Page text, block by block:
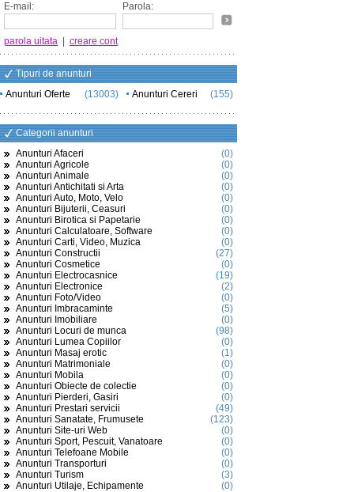
E-mail:
Parola:
parola uitata creare cont
Tipuri de anunturi
Anunturi Oferte
(13003) Anunturi Cereri (155)
Categorii anunturi
Anunturi Afaceri
(0)
Anunturi Agricole
(0)
Anunturi Animale
(0)
Anunturi Antichitati si Arta
(0)
Anunturi Auto, Moto, Velo
(0)
Anunturi Bijuterii, Ceasuri
(0)
Anunturi Birotica si Papetarie
(0)
Anunturi Calculatoare, Software
(0)
Anunturi Carti, Video, Muzica
(0)
Anunturi Constructii
(27)
Anunturi Cosmetice
(0)
Anunturi Electrocasnice
(19)
Anunturi Electronice
(2)
Anunturi Foto/Video
(0)
Anunturi Imbracaminte
(5)
Anunturi Imobiliare
(0)
Anunturi Locuri de munca
(98)
Anunturi Lumea Copiilor
(0)
Anunturi Masaj erotic
(1)
Anunturi Matrimoniale
(0)
Anunturi Mobila
(0)
Anunturi Obiecte de colectie
(0)
Anunturi Pierderi, Gasiri
(0)
Anunturi Prestari servicii
(49)
Anunturi Sanatate, Frumusete
(123)
Anunturi Site-uri Web
(0)
Anunturi Sport, Pescuit, Vanatoare
(0)
Anunturi Telefoane Mobile
(0)
Anunturi Transporturi
(0)
Anunturi Turism
(3)
Anunturi Utilaje, Echipamente
(0)